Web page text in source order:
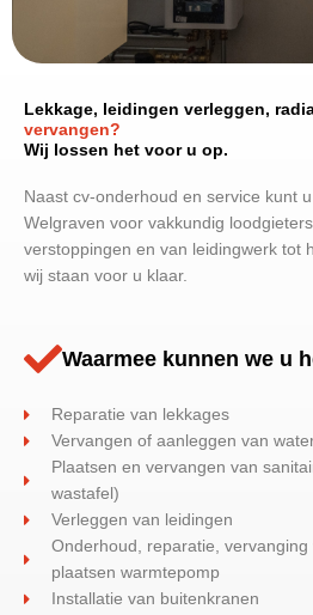
Lekkage, leidingen verleggen,
vervangen?
Wij lossen het voor u op.
Naast cv-onderhoud en service kunt
Welgraven voor vakkundig
verstoppingen en van leidingwerk tot
wij staan voor u klaar.
Waarmee kunnen we u
Reparatie van lekkages
Vervangen of aanleggen van
Plaatsen en vervangen van
wastafel)
Verleggen van leidingen
Onderhoud, reparatie, vervanging
plaatsen warmtepomp
Installatie van buitenkranen